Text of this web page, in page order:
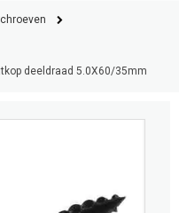
deeldraad 5.0X60/35mm